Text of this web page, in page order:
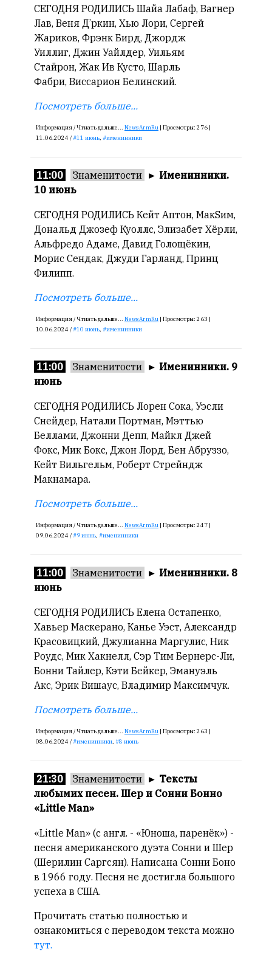
СЕГОДНЯ РОДИЛИСЬ Шайа Лабаф, Вагнер
Лав, Веня Д’ркин, Хью Лори, Сергей
Жариков, Фрэнк Бирд, Джордж
Уиллиг, Джин Уайлдер, Уильям
Стайрон, Жак Ив Кусто, Шарль
Фабри, Виссарион Белинский.
Посмотреть больше...
Информация /Чтиать дальше... NewsArmRu | Просмотры: 276 |
11.06.2024 /
11 июнь, именинники
11:00 Знаменитости ► Именинники.
10 июнь
СЕГОДНЯ РОДИЛИСЬ Кейт Аптон, МакSим,
Дональд Джозеф Куоллс, Элизабет Хёрли,
Альфредо Адаме, Давид Голощёкин,
Морис Сендак, Джуди Гарланд, Принц
Филипп.
Посмотреть больше...
Информация /Чтиать дальше... NewsArmRu | Просмотры: 263 |
10.06.2024 /
10 июнь, именинники
11:00 Знаменитости ► Именинники. 9
июнь
СЕГОДНЯ РОДИЛИСЬ Лорен Сока, Уэсли
Снейдер, Натали Портман, Мэттью
Беллами, Джонни Депп, Майкл Джей
Фокс, Мик Бокс, Джон Лорд, Бен Абруззо,
Кейт Вильгельм, Роберт Стрейндж
Макнамара.
Посмотреть больше...
Информация /Чтиать дальше... NewsArmRu | Просмотры: 247 |
09.06.2024 /
9 июнь, именинники
11:00 Знаменитости ► Именинники. 8
июнь
СЕГОДНЯ РОДИЛИСЬ Елена Остапенко,
Хавьер Маскерано, Канье Уэст, Александр
Красовицкий, Джулианна Маргулис, Ник
Роудс, Мик Хакнелл, Сэр Тим Бернерс-Ли,
Бонни Тайлер, Кэти Бейкер, Эмануэль
Акс, Эрик Вишаус, Владимир Максимчук.
Посмотреть больше...
Информация /Чтиать дальше... NewsArmRu | Просмотры: 263 |
08.06.2024 /
именинники, 8 июнь
21:30 Знаменитости ► Тексты
любымих песен. Шер и Сонни Бонно
«Little Man»
«Little Man» (с англ. - «Юноша, паренёк») -
песня американского дуэта Сонни и Шер
(Шерилин Саргсян). Написана Сонни Боно
в 1966 году. Песня не достигла большого
успеха в США.
Прочитать статью полностью и
ознакомиться с переводом текста можно
тут.